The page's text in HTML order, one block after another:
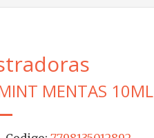
MENTAS 10ML